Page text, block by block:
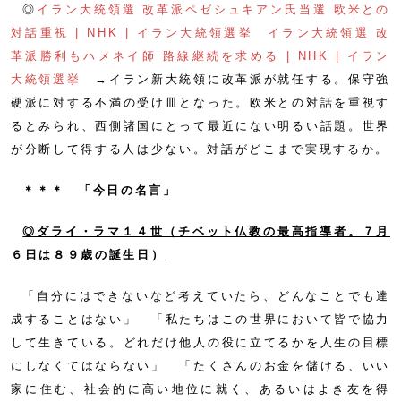
◎ イラン大統領選 改革派ペゼシュキアン氏当選 欧米との
対話重視 | NHK | イラン大統領選挙
イラン大統領選 改
革派勝利もハメネイ師 路線継続を求める | NHK | イラン
大統領選挙
→イラン新大統領に改革派が就任する。保守強
硬派に対する不満の受け皿となった。欧米との対話を重視す
るとみられ、西側諸国にとって最近にない明るい話題。世界
が分断して得する人は少ない。対話がどこまで実現するか。
＊＊＊ 「今日の名言」
◎ダライ・ラマ１４世（チベット仏教の最高指導者。７月
６日は８９歳の誕生日 ）
「自分にはできないなど考えていたら、どんなことでも達
成することはない」 「私たちはこの世界において皆で協力
して生きている。どれだけ他人の役に立てるかを人生の目標
にしなくてはならない」 「たくさんのお金を儲ける、いい
家に住む、社会的に高い地位に就く、あるいはよき友を得